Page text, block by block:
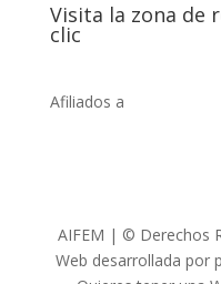
Visita la zona de
clic
Afiliados a
AIFEM | © Derechos
Web desarrollada por